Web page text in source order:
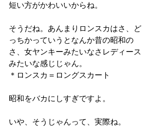
短い方がかわいいからね。
そうだね。あんまりロンスカはさ、ど
っちかっていうとなんか昔の昭和の
さ、女ヤンキーみたいなさレディース
みたいな感じじゃん。
＊ロンスカ＝ロングスカート
昭和をバカにしすぎですよ。
いや、そうじゃんって、実際ね。